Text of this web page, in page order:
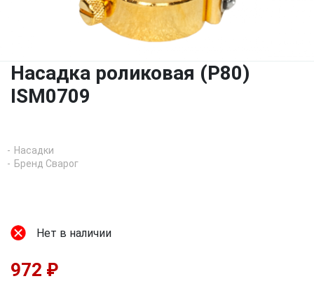
Насадка роликовая (P80)
ISM0709
Насадки
Бренд Сварог
Нет в наличии
972 ₽